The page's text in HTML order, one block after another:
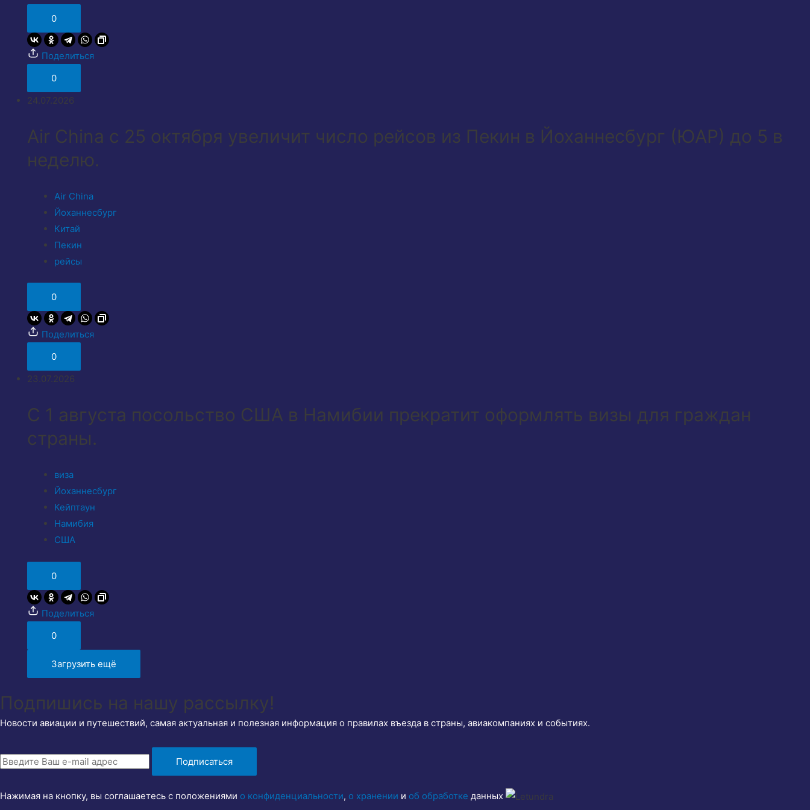
0
Поделиться
0
24.07.2026
Air China с 25 октября увеличит число рейсов из Пекин в Йоханнесбург (ЮАР) до 5 в
неделю.
Air China
Йоханнесбург
Китай
Пекин
рейсы
0
Поделиться
0
23.07.2026
С 1 августа посольство США в Намибии прекратит оформлять визы для граждан
страны.
виза
Йоханнесбург
Кейптаун
Намибия
США
0
Поделиться
0
Загрузить ещё
Подпишись на нашу рассылку!
Новости авиации и путешествий, самая актуальная и полезная информация о правилах въезда в страны, авиакомпаниях и событиях.
Подписаться
Нажимая на кнопку, вы соглашаетесь с положениями о конфиденциальности, о хранении и об обработке данных